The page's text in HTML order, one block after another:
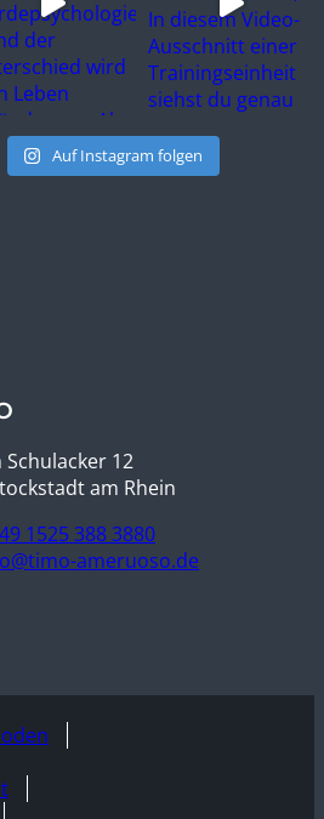
Auf Instagram folgen
Schulacker 12
am Rhein
1525 388 3880
ameruoso.de